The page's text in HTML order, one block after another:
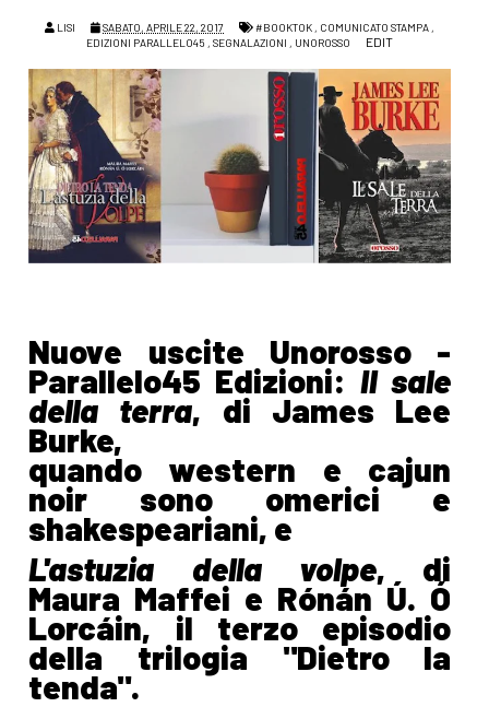
LISI SABATO, APRILE 22, 2017 #BOOKTOK , COMUNICATO STAMPA ,
EDIZIONI PARALLELO45 ,SEGNALAZIONI , UNOROSSO EDIT
Nuove uscite Unorosso -
Parallelo45 Edizioni:Il sale
della terra, di James Lee
Burke,
quando western e cajun
noir sono omerici e
shakespeariani, e
L'astuzia della volpe, di
Maura Maffei e Rónán Ú. Ó
Lorcáin, il terzo episodio
della trilogia "Dietro la
tenda".